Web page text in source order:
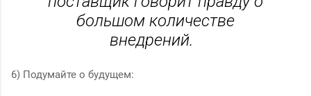
большом количестве
внедрений.
6) Подумайте о будущем: